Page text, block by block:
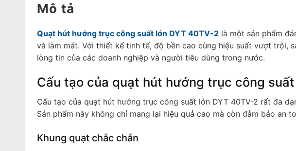
Mô tả
Quạt hút hướng trục công suất lớn DYT 40TV-2là một sản phẩm
và làm mát. Với thiết kế tinh tế, độ bền cao cùng hiệu suất vượt trội,
lòng tin của các doanh nghiệp và người tiêu dùng trong nước.
Cấu tạo của quạt hút hướng trục công
Cấu tạo của quạt hút hướng trục công suất lớn DYT 40TV-2 rất đa
Sản phẩm này không chỉ mang lại hiệu quả cao mà còn đảm bảo an
Khung quạt chắc chắn